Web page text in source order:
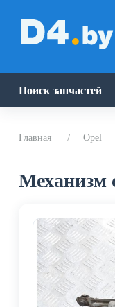
Поиск запчастей
Главная Opel
Механизм